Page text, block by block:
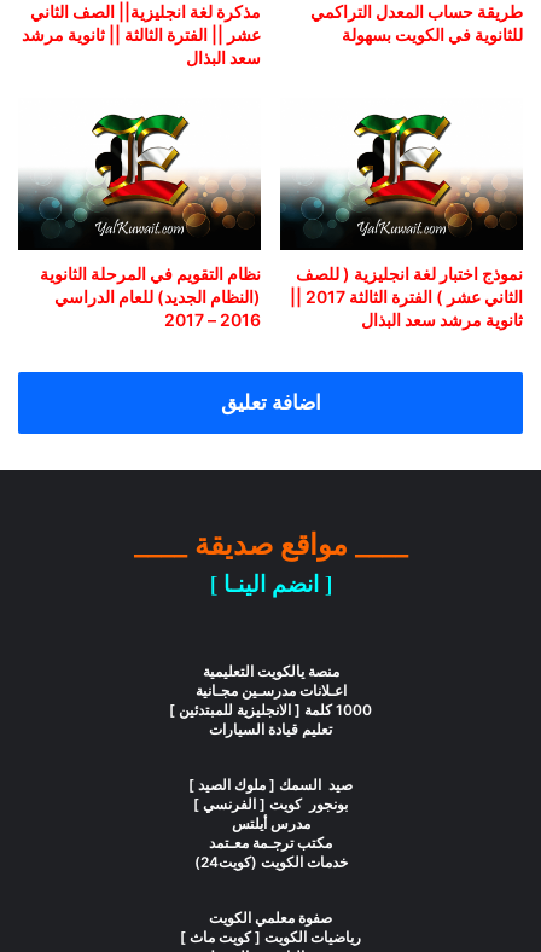
طريقة حساب المعدل التراكمي
للثانوية في الكويت بسهولة
مذكرة لغة انجليزية|| الصف الثاني
عشر || الفترة الثالثة || ثانوية مرشد
سعد البذال
نموذج اختبار لغة انجليزية ( للصف
ثانوية مرشد سعد البذال
نظام التقويم في المرحلة الثانوية
(النظام الجديد) للعام الدراسي
2016 – 2017
اضافة تعليق
____ مواقع صديقة ____
[ انضم الينـا ]
منصة يالكويت التعليمية
اعـلانات مدرسـين مجـانية
1000 كلمة [ الانجليزية للمبتدئين ]
تعليم قيادة السيارات
صيد السمك [ ملوك الصيد ]
بونجور كويت [ الفرنسي ]
مدرس أيلتس
مكتب ترجـمة معـتمد
خدمات الكويت (كويت24)
صفوة معلمي الكويت
رياضيات الكويت [ كويت ماث ]